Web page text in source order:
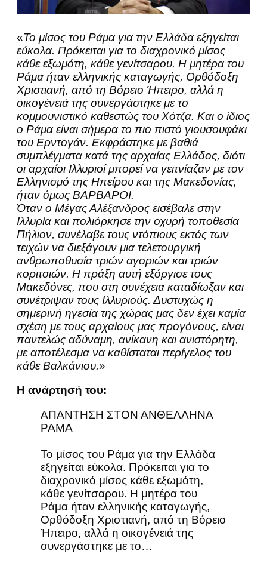
«Το μίσος του Ράμα για την Ελλάδα εξηγείται
εύκολα. Πρόκειται για το διαχρονικό μίσος
κάθε εξωμότη, κάθε γενίτσαρου. Η μητέρα του
Ράμα ήταν ελληνικής καταγωγής, Ορθόδοξη
Χριστιανή, από τη Βόρειο Ήπειρο, αλλά η
οικογένειά της συνεργάστηκε με το
κομμουνιστικό καθεστώς του Χότζα. Και ο ίδιος
ο Ράμα είναι σήμερα το πιο πιστό γιουσουφάκι
του Ερντογάν. Εκφράστηκε με βαθιά
συμπλέγματα κατά της αρχαίας Ελλάδος, διότι
οι αρχαίοι Ιλλυριοί μπορεί να γειτνίαζαν με τον
Ελληνισμό της Ηπείρου και της Μακεδονίας,
ήταν όμως ΒΑΡΒΑΡΟΙ.
Όταν ο Μέγας Αλέξανδρος εισέβαλε στην
Ιλλυρία και πολιόρκησε την οχυρή τοποθεσία
Πήλιον, συνέλαβε τους ντόπιους εκτός των
τειχών να διεξάγουν μια τελετουργική
ανθρωποθυσία τριών αγοριών και τριών
κοριτσιών. Η πράξη αυτή εξόργισε τους
Μακεδόνες, που στη συνέχεια καταδίωξαν και
συνέτριψαν τους Ιλλυριούς. Δυστυχώς η
σημερινή ηγεσία της χώρας μας δεν έχει καμία
σχέση με τους αρχαίους μας προγόνους, είναι
παντελώς αδύναμη, ανίκανη και ανιστόρητη,
με αποτέλεσμα να καθίσταται περίγελος του
κάθε Βαλκάνιου.»
Η ανάρτησή του:
ΑΠΑΝΤΗΣΗ ΣΤΟΝ ΑΝΘΕΛΛΗΝΑ
ΡΑΜΑ
Το μίσος του Ράμα για την Ελλάδα
εξηγείται εύκολα. Πρόκειται για το
διαχρονικό μίσος κάθε εξωμότη,
κάθε γενίτσαρου. Η μητέρα του
Ράμα ήταν ελληνικής καταγωγής,
Ορθόδοξη Χριστιανή, από τη Βόρειο
Ήπειρο, αλλά η οικογένειά της
συνεργάστηκε με το…